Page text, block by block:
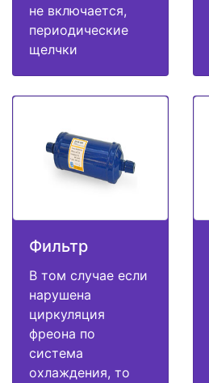
не включается,
периодические
щелчки
Фильтр
В том случае если
нарушена
циркуляция
фреона по
система
охлаждения, то